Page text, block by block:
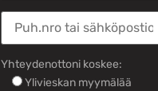
Yhteydenottoni koskee:
Ylivieskan myymälää